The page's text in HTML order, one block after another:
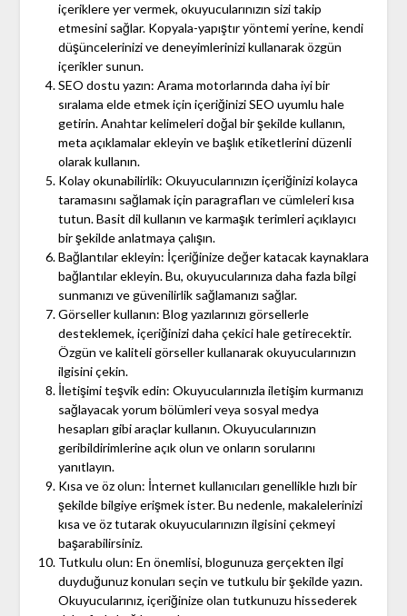
içeriklere yer vermek, okuyucularınızın sizi takip
etmesini sağlar. Kopyala-yapıştır yöntemi yerine, kendi
düşüncelerinizi ve deneyimlerinizi kullanarak özgün
içerikler sunun.
SEO dostu yazın: Arama motorlarında daha iyi bir
sıralama elde etmek için içeriğinizi SEO uyumlu hale
getirin. Anahtar kelimeleri doğal bir şekilde kullanın,
meta açıklamalar ekleyin ve başlık etiketlerini düzenli
olarak kullanın.
Kolay okunabilirlik: Okuyucularınızın içeriğinizi kolayca
taramasını sağlamak için paragrafları ve cümleleri kısa
tutun. Basit dil kullanın ve karmaşık terimleri açıklayıcı
bir şekilde anlatmaya çalışın.
Bağlantılar ekleyin: İçeriğinize değer katacak kaynaklara
bağlantılar ekleyin. Bu, okuyucularınıza daha fazla bilgi
sunmanızı ve güvenilirlik sağlamanızı sağlar.
Görseller kullanın: Blog yazılarınızı görsellerle
desteklemek, içeriğinizi daha çekici hale getirecektir.
Özgün ve kaliteli görseller kullanarak okuyucularınızın
ilgisini çekin.
İletişimi teşvik edin: Okuyucularınızla iletişim kurmanızı
sağlayacak yorum bölümleri veya sosyal medya
hesapları gibi araçlar kullanın. Okuyucularınızın
geribildirimlerine açık olun ve onların sorularını
yanıtlayın.
Kısa ve öz olun: İnternet kullanıcıları genellikle hızlı bir
şekilde bilgiye erişmek ister. Bu nedenle, makalelerinizi
kısa ve öz tutarak okuyucularınızın ilgisini çekmeyi
başarabilirsiniz.
Tutkulu olun: En önemlisi, blogunuza gerçekten ilgi
duyduğunuz konuları seçin ve tutkulu bir şekilde yazın.
Okuyucularınız, içeriğinize olan tutkunuzu hissederek